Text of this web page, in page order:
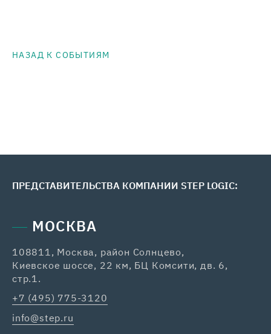
НАЗАД К СОБЫТИЯМ
ПРЕДСТАВИТЕЛЬСТВА КОМПАНИИ STEP LOGIC:
МОСКВА
108811, Москва, район Солнцево,
Киевское шоссе, 22 км, БЦ Комсити, дв. 6,
стр.1.
+7 (495) 775-3120
info@step.ru